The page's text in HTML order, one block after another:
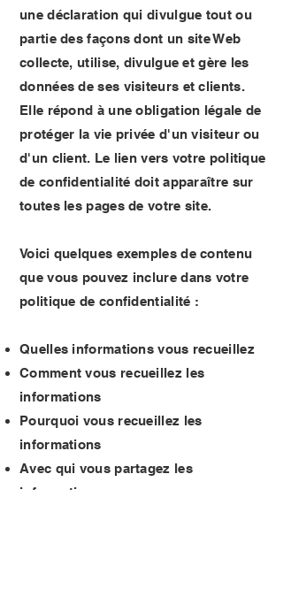
une déclaration qui divulgue tout ou
partie des façons dont un site Web
collecte, utilise, divulgue et gère les
données de ses visiteurs et clients.
Elle répond à une obligation légale de
protéger la vie privée d'un visiteur ou
d'un client. Le lien vers votre politique
de confidentialité doit apparaître sur
toutes les pages de votre site.
Voici quelques exemples de contenu
que vous pouvez inclure dans votre
politique de confidentialité :
Quelles informations vous recueillez
Comment vous recueillez les
informations
Pourquoi vous recueillez les
informations
Avec qui vous partagez les
informations